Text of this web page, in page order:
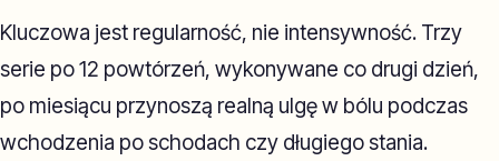
Kluczowa jest regularność, nie intensywność. Trzy
serie po 12 powtórzeń, wykonywane co drugi dzień,
po miesiącu przynoszą realną ulgę w bólu podczas
wchodzenia po schodach czy długiego stania.